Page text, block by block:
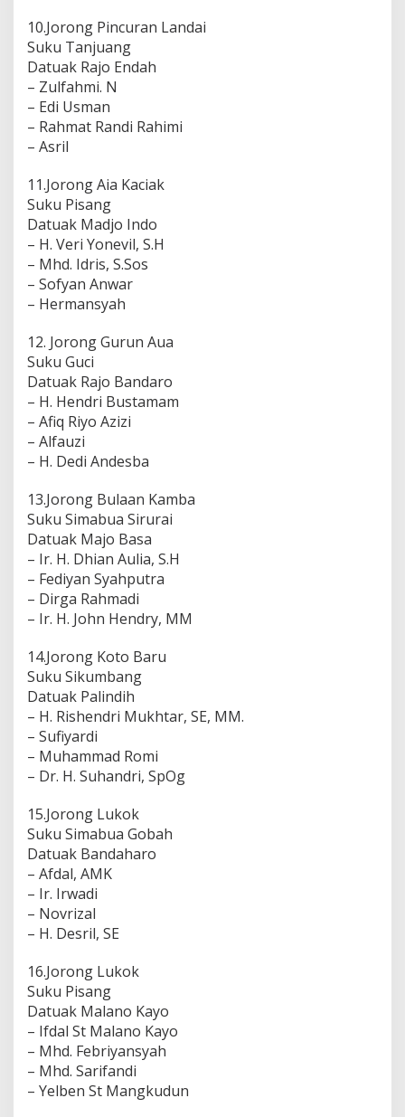
10.Jorong Pincuran Landai
Suku Tanjuang
Datuak Rajo Endah
– Zulfahmi. N
– Edi Usman
– Rahmat Randi Rahimi
– Asril
11.Jorong Aia Kaciak
Suku Pisang
Datuak Madjo Indo
– H. Veri Yonevil, S.H
– Mhd. Idris, S.Sos
– Sofyan Anwar
– Hermansyah
12. Jorong Gurun Aua
Suku Guci
Datuak Rajo Bandaro
– H. Hendri Bustamam
– Afiq Riyo Azizi
– Alfauzi
– H. Dedi Andesba
13.Jorong Bulaan Kamba
Suku Simabua Sirurai
Datuak Majo Basa
– Ir. H. Dhian Aulia, S.H
– Fediyan Syahputra
– Dirga Rahmadi
– Ir. H. John Hendry, MM
14.Jorong Koto Baru
Suku Sikumbang
Datuak Palindih
– H. Rishendri Mukhtar, SE, MM.
– Sufiyardi
– Muhammad Romi
– Dr. H. Suhandri, SpOg
15.Jorong Lukok
Suku Simabua Gobah
Datuak Bandaharo
– Afdal, AMK
– Ir. Irwadi
– Novrizal
– H. Desril, SE
16.Jorong Lukok
Suku Pisang
Datuak Malano Kayo
– Ifdal St Malano Kayo
– Mhd. Febriyansyah
– Mhd. Sarifandi
– Yelben St Mangkudun